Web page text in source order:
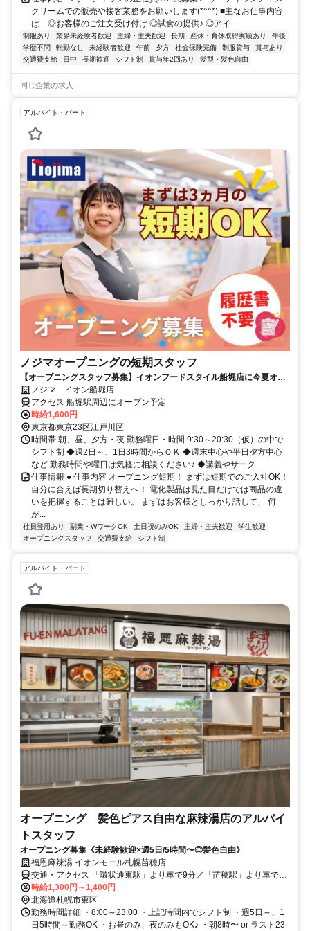
クリームでの販売や接客業務をお願いします(*^^*) ■主なお仕事内容
は... ◎お客様のご注文受け付け ◎試食の提供♪ ◎アイ...
制服あり 業界未経験者歓迎 主婦・主夫歓迎 長期 産休・育休取得実績あり
午後
学歴不問
転勤なし 未経験者歓迎 午前 夕方 社会保険完備 制服貸与
賞与あり
交通費支給
日中 長期歓迎 シフト制 賞与年2回あり 髪型・髪色自由
同じ企業の求人
アルバイト・パート
ノジマオープニングの短期スタッフ
【オープニングスタッフ募集】イオンフードスタイル船堀店に今夏オー
プン！ノジマ イオン船堀店
アクセス 船堀駅周辺にオープン予定
時給1,600円
東京都東京23区江戸川区
時間帯 朝、昼、夕方・夜 勤務曜日・時間 9:30～20:30（仮）の中で
シフト制 ◆週2日～、1日3時間からＯＫ ◆週末中心や平日夕方中心
など 勤務時間や曜日は気軽に相談ください♪ ◆講義やサーク...
仕事情報 ● 仕事内容 オープニング短期！ まずは短期でのご入社OK！
自分に合えば長期切り替えへ！ 電化製品は見た目だけでは商品の違
いを把握することは難しい。 まずはお客様としっかり話して、 何
が...
社員登用あり 副業・WワークOK 土日祝のみOK 主婦・主夫歓迎
学生歓迎
オープニングスタッフ
交通費支給 シフト制
アルバイト・パート
オープニング 髪色ピアス自由な麻辣湯店のアルバイ
トスタッフ
オープニング募集《未経験歓迎×週5日/5時間〜◎髪色自由》
福恩麻辣湯 イオンモール札幌苗穂店
交通・アクセス 「環状通東駅」より車で9分／「苗穂駅」より車で10
分／「東区役所前駅」より車で11分
時給1,300円～1,400円
北海道札幌市東区
勤務時間詳細 ・8:00～23:00 ・上記時間内でシフト制 ・週5日～、1
日5時間～勤務OK ・お昼のみ、夜のみもOK♪ ・朝8時〜 or ラスト23